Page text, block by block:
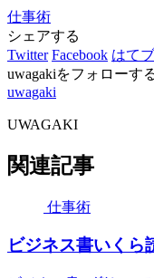
仕事術
シェアする
Twitter Facebook はてブ
uwagakiをフォローす
uwagaki
UWAGAKI
関連記事
仕事術
ビジネス書いくら